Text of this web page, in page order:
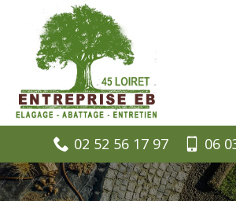
02 52 56 17 97 06